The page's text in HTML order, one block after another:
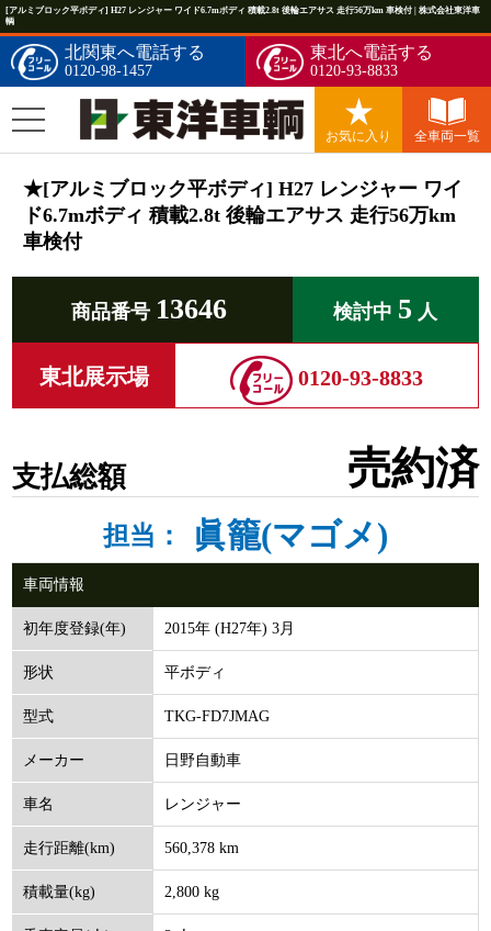
[アルミブロック平ボディ] H27 レンジャー ワイド6.7mボディ 積載2.8t 後輪エアサス 走行56万km 車検付 | 株式会社東洋車
輌
北関東へ電話する
0120-98-1457
東北へ電話する
0120-93-8833
お気に入り 全車両一覧
★[アルミブロック平ボディ] H27 レンジャー ワイ
ド6.7mボディ 積載2.8t 後輪エアサス 走行56万km
車検付
商品番号 13646 検討中 5 人
東北展示場 0120-93-8833
支払総額 売約済
担当： 眞籠(マゴメ)
車両情報
初年度登録(年) 2015年 (H27年) 3月
形状 平ボディ
型式 TKG-FD7JMAG
メーカー 日野自動車
車名 レンジャー
走行距離(km) 560,378 km
積載量(kg) 2,800 kg